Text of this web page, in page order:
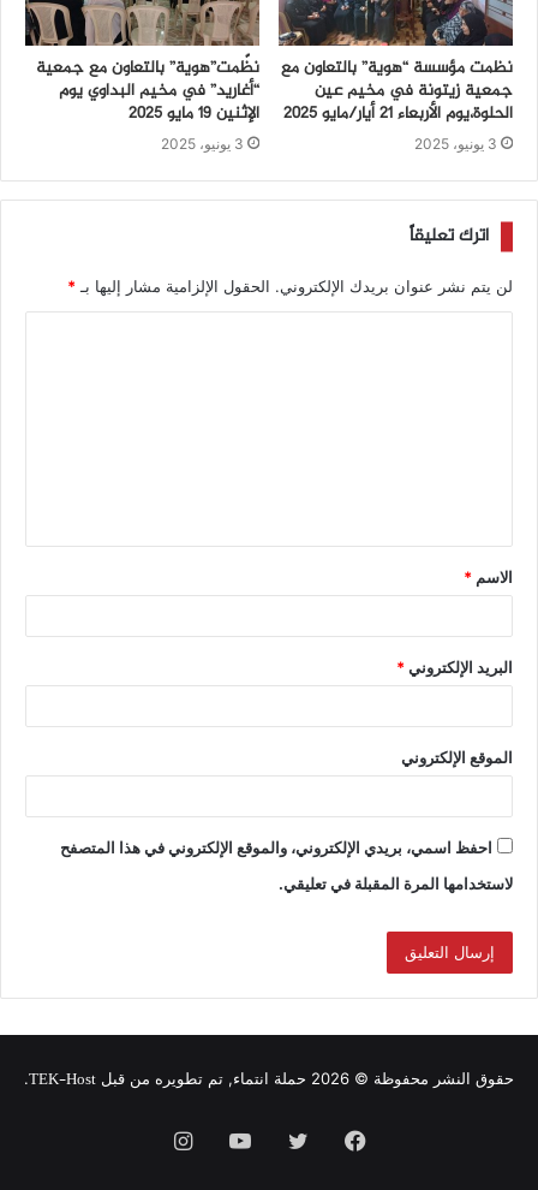
نظمت مؤسسة “هوية” بالتعاون مع
جمعية زيتونة في مخيم عين
الحلوة،يوم الأربعاء 21 أيار/مايو 2025
3 يونيو، 2025
نظّمت”هوية” بالتعاون مع جمعية
“أغاريد” في مخيم البداوي يوم
الإثنين 19 مايو 2025
3 يونيو، 2025
اترك تعليقاً
لن يتم نشر عنوان بريدك الإلكتروني. الحقول الإلزامية مشار إليها بـ *
الاسم *
البريد الإلكتروني*
الموقع الإلكتروني
احفظ اسمي، بريدي الإلكتروني، والموقع الإلكتروني في هذا المتصفح
لاستخدامها المرة المقبلة في تعليقي.
حقوق النشر محفوظة © 2026 حملة انتماء, تم تطويره من قبل TEK-Host
.
فيسبوك تويتر يوتيوبانستقرام